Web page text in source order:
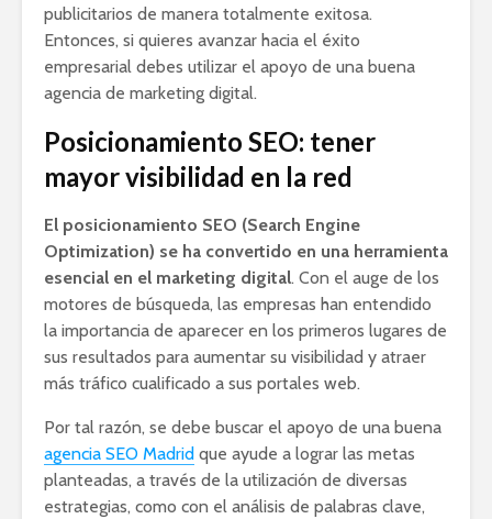
publicitarios de manera totalmente exitosa.
Entonces, si quieres avanzar hacia el éxito
empresarial debes utilizar el apoyo de una buena
agencia de marketing digital.
Posicionamiento SEO: tener
mayor visibilidad en la red
El posicionamiento SEO (Search Engine
Optimization) se ha convertido en una herramienta
esencial en el marketing digital. Con el auge de los
motores de búsqueda, las empresas han entendido
la importancia de aparecer en los primeros lugares de
sus resultados para aumentar su visibilidad y atraer
más tráfico cualificado a sus portales web.
Por tal razón, se debe buscar el apoyo de una buena
agencia SEO Madrid que ayude a lograr las metas
planteadas, a través de la utilización de diversas
estrategias, como con el análisis de palabras clave,